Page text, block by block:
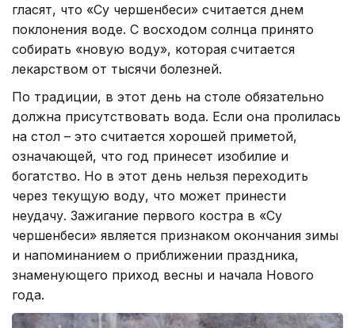
гласят, что «Су чершенбеси» считается днем
поклонения воде. С восходом солнца принято
собирать «новую воду», которая считается
лекарством от тысячи болезней.
По традиции, в этот день на столе обязательно
должна присутствовать вода. Если она пролилась
на стол – это считается хорошей приметой,
означающей, что год принесет изобилие и
богатство. Но в этот день нельзя переходить
через текущую воду, что может принести
неудачу. Зажигание первого костра в «Су
чершенбеси» является признаком окончания зимы
и напоминанием о приближении праздника,
знаменующего приход весны и начала Нового
года.